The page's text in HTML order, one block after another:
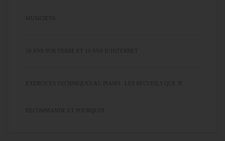
MUSICIENS
50 ANS SUR TERRE ET 10 ANS D’INTERNET
EXERCICES TECHNIQUES AU PIANO : LES RECUEILS QUE JE
RECOMMANDE ET POURQUOI